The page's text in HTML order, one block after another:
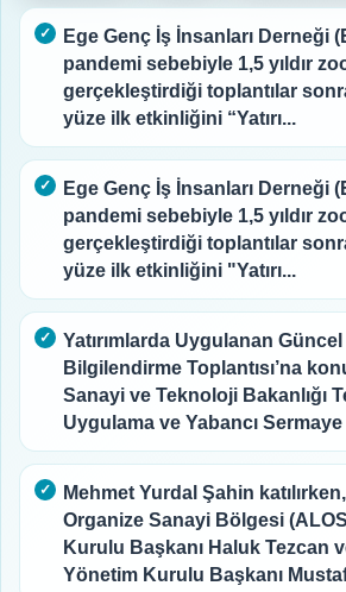
Ege Genç İş İnsanları Derneği
pandemi sebebiyle 1,5 yıldır
gerçekleştirdiği toplantılar
yüze ilk etkinliğini “Yatırı...
Ege Genç İş İnsanları Derneği
pandemi sebebiyle 1,5 yıldır
gerçekleştirdiği toplantılar
yüze ilk etkinliğini "Yatırı...
Yatırımlarda Uygulanan
Bilgilendirme Toplantısı’na
Sanayi ve Teknoloji Bakanlığı
Uygulama ve Yabancı Sermaye
Mehmet Yurdal Şahin
Organize Sanayi Bölgesi
Kurulu Başkanı Haluk Tezcan
Yönetim Kurulu Başkanı